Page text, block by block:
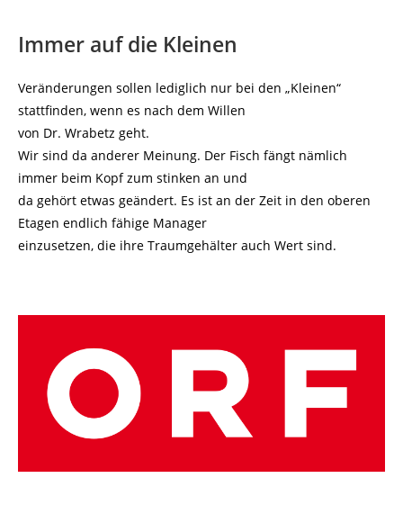
Immer auf die Kleinen
Veränderungen sollen lediglich nur bei den „Kleinen“
stattfinden, wenn es nach dem Willen
von Dr. Wrabetz geht.
Wir sind da anderer Meinung. Der Fisch fängt nämlich
immer beim Kopf zum stinken an und
da gehört etwas geändert. Es ist an der Zeit in den oberen
Etagen endlich fähige Manager
einzusetzen, die ihre Traumgehälter auch Wert sind.